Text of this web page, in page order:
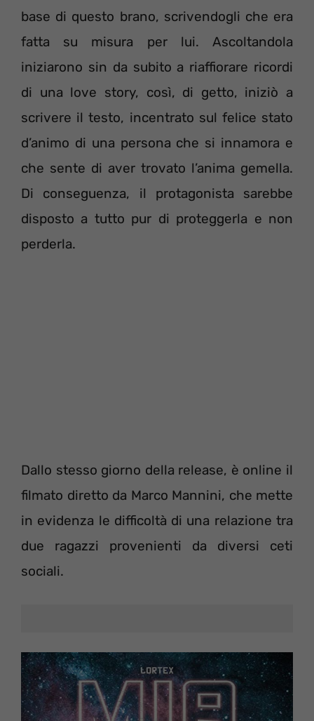
base di questo brano, scrivendogli che era
fatta su misura per lui. Ascoltandola
iniziarono sin da subito a riaffiorare ricordi
di una love story, così, di getto, iniziò a
scrivere il testo, incentrato sul felice stato
d’animo di una persona che si innamora e
che sente di aver trovato l’anima gemella.
Di conseguenza, il protagonista sarebbe
disposto a tutto pur di proteggerla e non
perderla.
Dallo stesso giorno della release, è online il
filmato diretto da Marco Mannini, che mette
in evidenza le difficoltà di una relazione tra
due ragazzi provenienti da diversi ceti
sociali.